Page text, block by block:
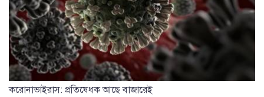
করোনাভাইরাস: প্রতিষেধক আছে বাজারেই